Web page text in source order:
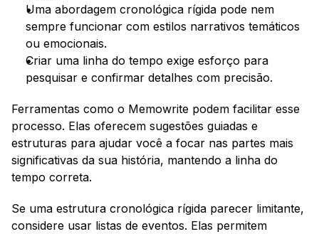
Uma abordagem cronológica rígida pode nem
sempre funcionar com estilos narrativos temáticos
ou emocionais.
Criar uma linha do tempo exige esforço para
pesquisar e confirmar detalhes com precisão.
Ferramentas como o Memowrite podem facilitar esse
processo. Elas oferecem sugestões guiadas e
estruturas para ajudar você a focar nas partes mais
significativas da sua história, mantendo a linha do
tempo correta.
Se uma estrutura cronológica rígida parecer limitante,
considere usar listas de eventos. Elas permitem